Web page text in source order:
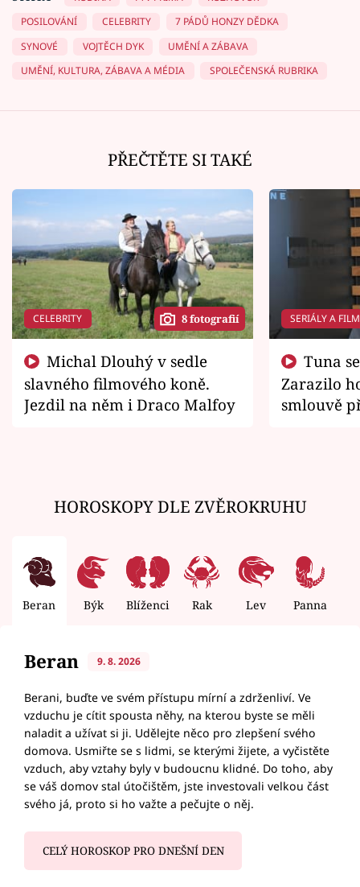
POSILOVÁNÍ
CELEBRITY
7 PÁDŮ HONZY DĚDKA
SYNOVÉ
VOJTĚCH DYK
UMĚNÍ A ZÁBAVA
UMĚNÍ, KULTURA, ZÁBAVA A MÉDIA
SPOLEČENSKÁ RUBRIKA
PŘEČTĚTE SI TAKÉ
CELEBRITY 8 fotografií
slavného filmového koně.
Jezdil na něm i Draco Malfoy
SERIÁLY A
Zarazilo
smlouvě
HOROSKOPY DLE ZVĚROKRUHU
Beran Býk Blíženci Rak Lev Panna
Beran 9. 8. 2026
Berani, buďte ve svém přístupu mírní a zdrženliví. Ve
vzduchu je cítit spousta něhy, na kterou byste se měli
naladit a užívat si ji. Udělejte něco pro zlepšení svého
domova. Usmiřte se s lidmi, se kterými žijete, a vyčistěte
vzduch, aby vztahy byly v budoucnu klidné. Do toho, aby
se váš domov stal útočištěm, jste investovali velkou část
svého já, proto si ho važte a pečujte o něj.
CELÝ HOROSKOP PRO DNEŠNÍ DEN